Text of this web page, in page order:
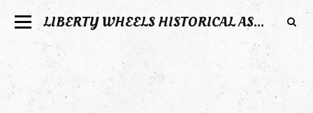
LIBERTY WHEELS HISTORICAL ASSOCIATION